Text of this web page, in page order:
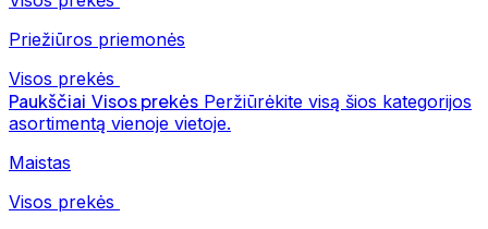
Priežiūros priemonės
Visos prekės
Paukščiai Visos prekės Peržiūrėkite visą šios kategorijos
asortimentą vienoje vietoje.
Maistas
Visos prekės